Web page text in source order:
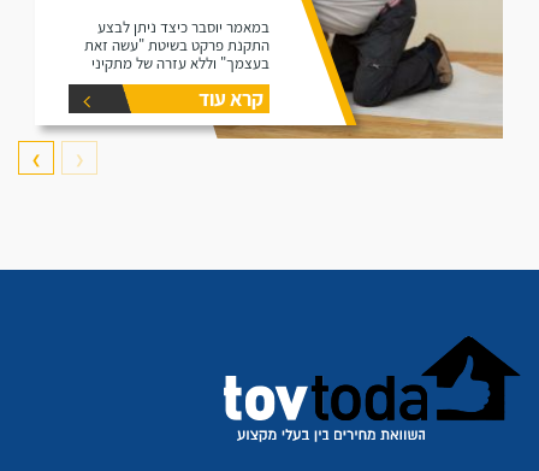
במאמר יוסבר כיצד ניתן לבצע
התקנת פרקט בשיטת "עשה זאת
בעצמך" וללא עזרה של מתקיני
פרקטים.
קרא עוד
❮
❯